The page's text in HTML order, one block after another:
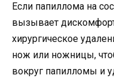
Если папиллома на
вызывает
хирургическое
нож или ножницы,
вокруг папилломы и